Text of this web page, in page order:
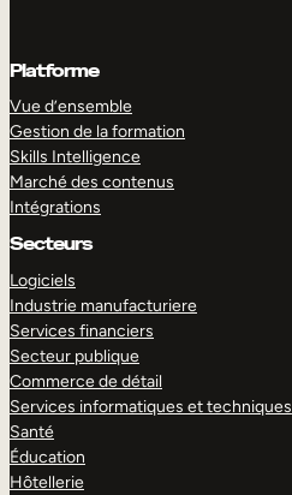
Platforme
Vue d’ensemble
Gestion de la formation
Skills Intelligence
Marché des contenus
Intégrations
Secteurs
Logiciels
Industrie manufacturiere
Services financiers
Secteur publique
Commerce de détail
Services informatiques et techniques
Santé
Éducation
Hôtellerie